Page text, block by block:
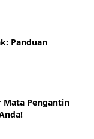
Panduan
Mata Pengantin